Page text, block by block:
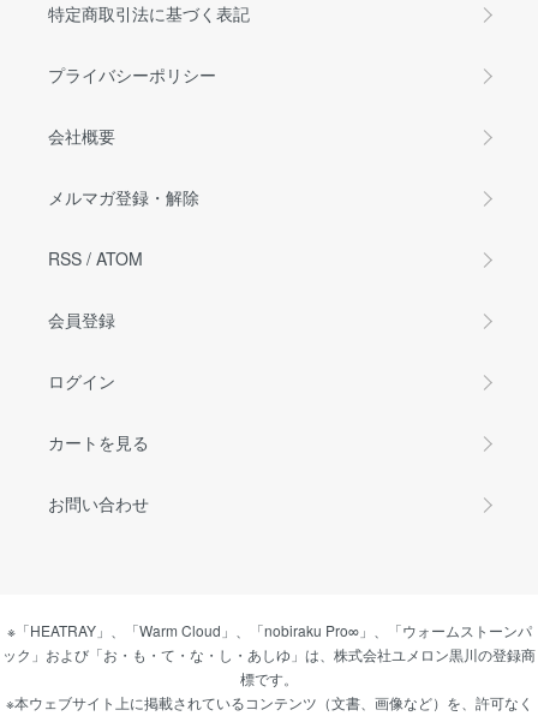
特定商取引法に基づく表記
プライバシーポリシー
会社概要
メルマガ登録・解除
RSS / ATOM
会員登録
ログイン
カートを見る
お問い合わせ
※「HEATRAY」、「Warm Cloud」、「nobiraku Pro∞」、「ウォームストーンパ
ック」および「お・も・て・な・し・あしゆ」は、株式会社ユメロン黒川の登録商
標です。
※本ウェブサイト上に掲載されているコンテンツ（文書、画像など）を、許可なく